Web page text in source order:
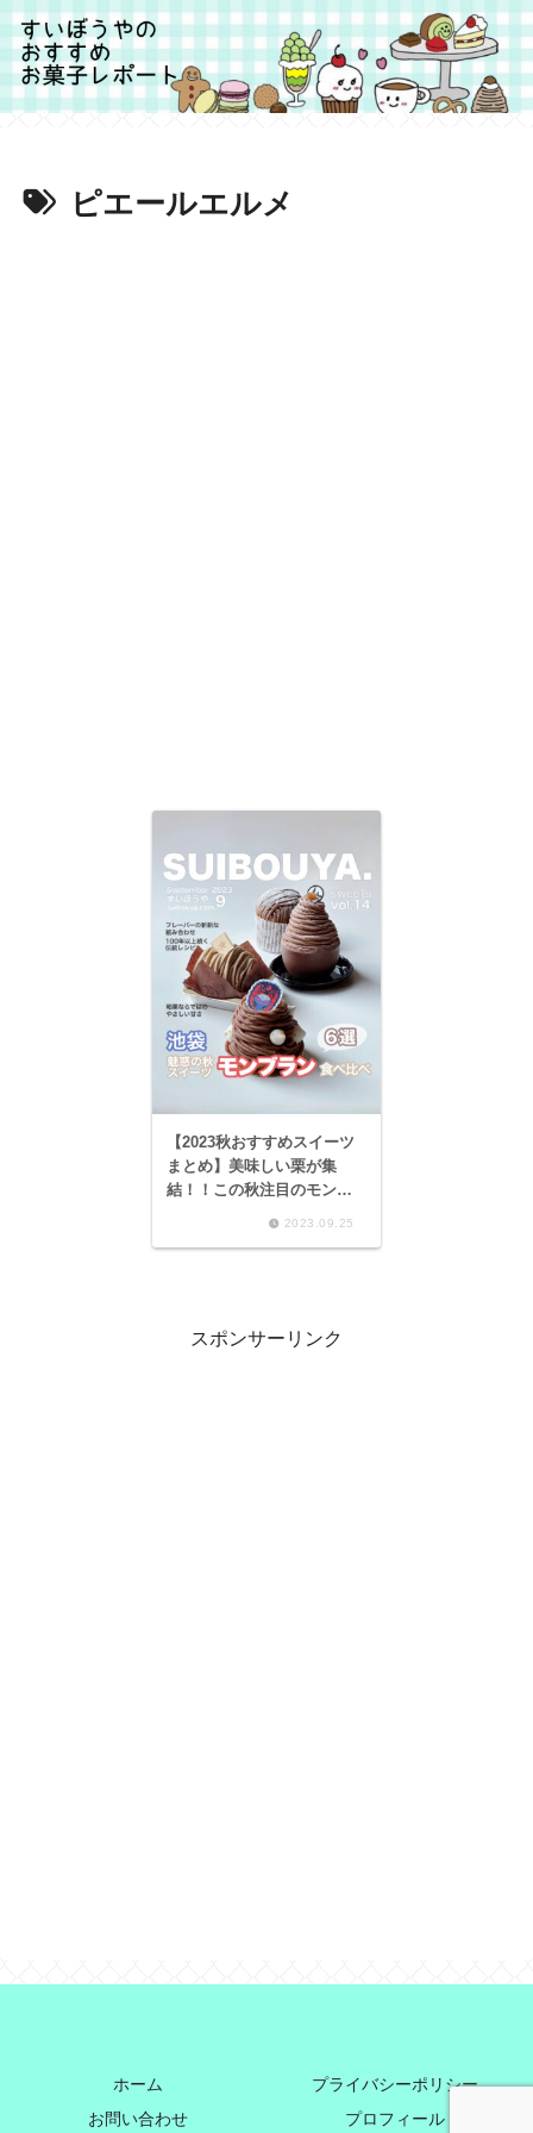
ピエールエルメ
【2023秋おすすめスイーツ
まとめ】美味しい栗が集
結！！この秋注目のモンブ
2023.09.25
スポンサーリンク
ホーム
プライバシーポリシー
お問い合わせ
プロフィール